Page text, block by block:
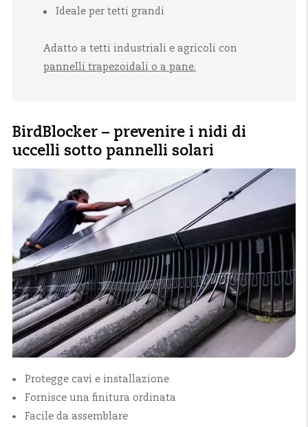
Ideale per tetti grandi
Adatto a tetti industriali e agricoli con
pannelli trapezoidali o a pane.
BirdBlocker – prevenire i nidi di
uccelli sotto pannelli solari
Protegge cavi e installazione
Fornisce una finitura ordinata
Facile da assemblare